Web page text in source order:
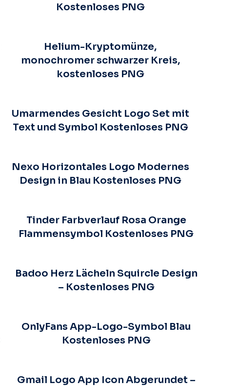
Kostenloses PNG
Helium-Kryptomünze,
monochromer schwarzer Kreis,
kostenloses PNG
Umarmendes Gesicht Logo Set mit
Text und Symbol Kostenloses PNG
Nexo Horizontales Logo Modernes
Design in Blau Kostenloses PNG
Tinder Farbverlauf Rosa Orange
Flammensymbol Kostenloses PNG
Badoo Herz Lächeln Squircle Design
– Kostenloses PNG
OnlyFans App-Logo-Symbol Blau
Kostenloses PNG
Gmail Logo App Icon Abgerundet –